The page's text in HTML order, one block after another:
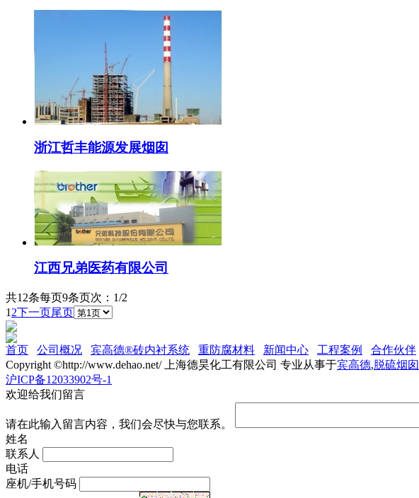
浙江哲丰能源发展烟囱
江西兄弟医药有限公司
共12条每页9条页次：1/2
1 2下一页尾页
首页 公司概况 宾高德®砖内衬系统 重防腐材料 新闻中心 工程案例 合作伙伴
Copyright ©http://www.dehao.net/ 上海德昊化工有限公司 专业从事于宾高德,脱硫烟囱
沪ICP备12033902号-1
欢迎给我们留言
请在此输入留言内容，我们会尽快与您联系。
姓名
联系人
电话
座机/手机号码